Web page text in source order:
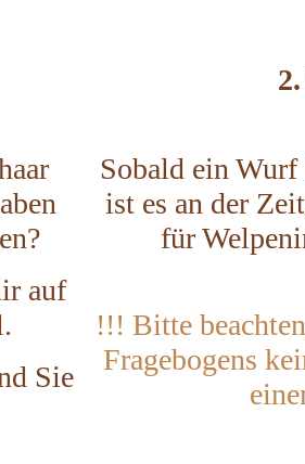
auf
Sie
Sobald ein
ist es an der
für
!!! Bitte
Fragebogens